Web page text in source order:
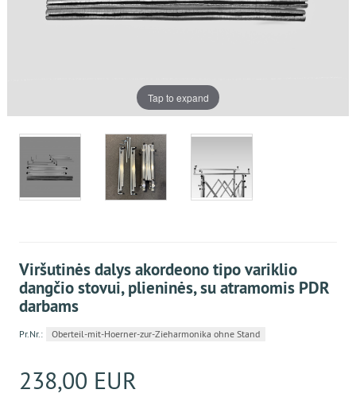
Tap to expand
Viršutinės dalys akordeono tipo variklio
dangčio stovui, plieninės, su atramomis PDR
darbams
Pr.Nr.: Oberteil-mit-Hoerner-zur-Zieharmonika ohne Stand
238,00 EUR